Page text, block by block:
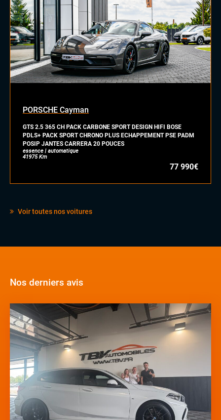
Dynamic Select, Drive Select (sélection du mode de conduite)
Écran tactile
Grand GPS
Ordinateur de bord
Système Hifi MERIDIAN
Téléphone Bluetooth
INTÉRIEUR
Eclairage d'ambiance
Palettes au volant
Rétroviseurs électriques
Sellerie cuir
Sièges sport
Volant sport
PORSCHE Cayman
GTS 2.5 365 CH PACK CARBONE SPORT DESIGN HIFI BOSE
PDLS+ PACK SPORT CHRONO PLUS ECHAPPEMENT PSE PADM
POSIP JANTES CARRERA 20 POUCES
essence | automatique
41975 Km
77 990€
Voir toutes nos voitures
Nos derniers avis